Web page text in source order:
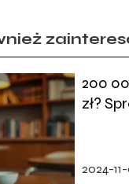
200
zł?
2024-